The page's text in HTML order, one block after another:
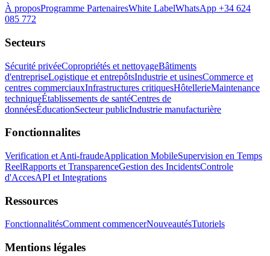
À proposProgramme PartenairesWhite LabelWhatsApp +34 624
085 772
Secteurs
Sécurité privéeCopropriétés et nettoyageBâtiments
d'entrepriseLogistique et entrepôtsIndustrie et usinesCommerce et
centres commerciauxInfrastructures critiquesHôtellerieMaintenance
techniqueÉtablissements de santéCentres de
donnéesÉducationSecteur publicIndustrie manufacturière
Fonctionnalites
Verification et Anti-fraudeApplication MobileSupervision en Temps
ReelRapports et TransparenceGestion des IncidentsControle
d'AccesAPI et Integrations
Ressources
FonctionnalitésComment commencerNouveautésTutoriels
Mentions légales